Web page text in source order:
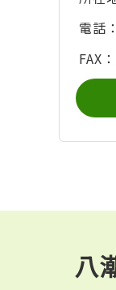
電話
FAX
八